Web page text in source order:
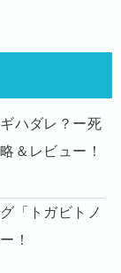
ハダレ？ー死
＆レビュー！
「トガビトノ
！